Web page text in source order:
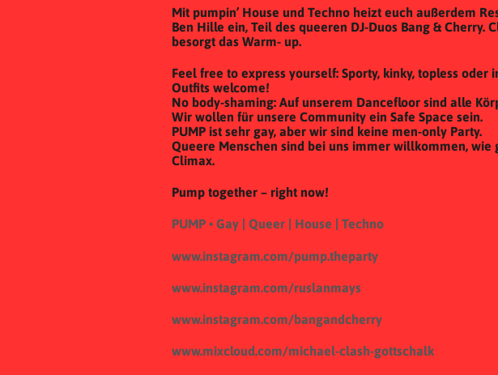
Mit pumpin’ House und Techno heizt euch außerdem
Ben Hille ein, Teil des queeren DJ-Duos Bang & Cherry.
besorgt das Warm- up.
Feel free to express yourself: Sporty, kinky, topless oder
Outfits welcome!
No body-shaming: Auf unserem Dancefloor sind alle
Wir wollen für unsere Community ein Safe Space sein.
PUMP ist sehr gay, aber wir sind keine men-only Party.
Queere Menschen sind bei uns immer willkommen, wie
Climax.
Pump together – right now!
PUMP • Gay | Queer | House | Techno
www.instagram.com/pump.theparty
www.instagram.com/ruslanmays
www.instagram.com/bangandcherry
www.mixcloud.com/michael-clash-gottschalk